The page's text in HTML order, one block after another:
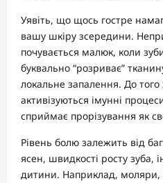
Уявіть, що щось гостре
вашу шкіру зсередини.
почувається малюк, коли
буквально “розриває”
локальне запалення. До
активізуються імунні
сприймає прорізування як
Рівень болю залежить від
ясен, швидкості росту зуба,
дитини. Наприклад, моляри,